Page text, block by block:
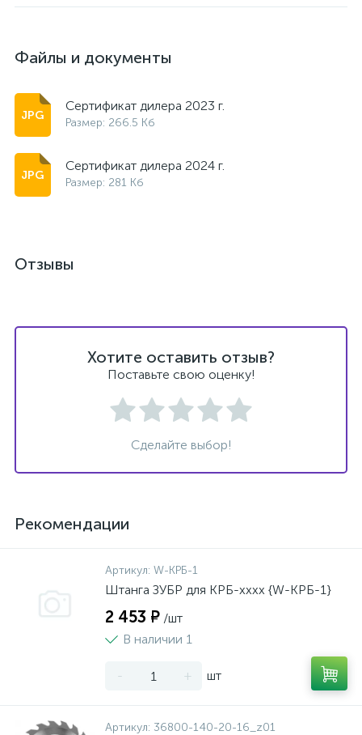
Файлы и документы
Сертификат дилера 2023 г.
Размер: 266.5 Кб
Сертификат дилера 2024 г.
Размер: 281 Кб
Отзывы
Хотите оставить отзыв?
Поставьте свою оценку!
Сделайте выбор!
Рекомендации
Артикул: W-КРБ-1
Штанга ЗУБР для КРБ-хххх {W-КРБ-1}
2 453 ₽ /шт
В наличии 1
- + шт
Артикул: 36800-140-20-16_z01